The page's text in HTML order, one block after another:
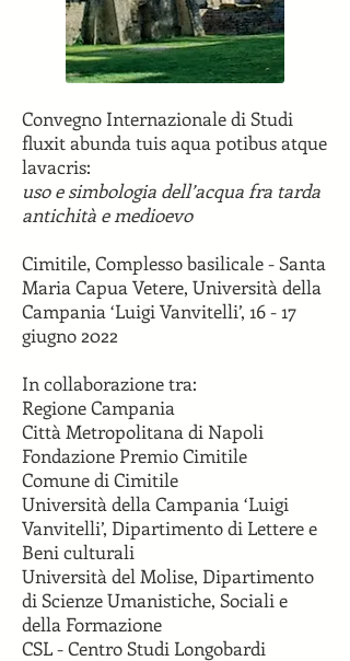
Convegno Internazionale di Studi
fluxit abunda tuis aqua potibus atque
lavacris:
uso e simbologia dell’acqua fra tarda
antichità e medioevo
Cimitile, Complesso basilicale - Santa
Maria Capua Vetere, Università della
Campania ‘Luigi Vanvitelli’, 16 - 17
giugno 2022
In collaborazione tra:
Regione Campania
Città Metropolitana di Napoli
Fondazione Premio Cimitile
Comune di Cimitile
Università della Campania ‘Luigi
Vanvitelli’, Dipartimento di Lettere e
Beni culturali
Università del Molise, Dipartimento
di Scienze Umanistiche, Sociali e
della Formazione
CSL - Centro Studi Longobardi